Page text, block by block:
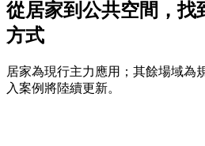
從居家到公共空間，找
方式
居家為現行主力應用；其餘場域為
入案例將陸續更新。